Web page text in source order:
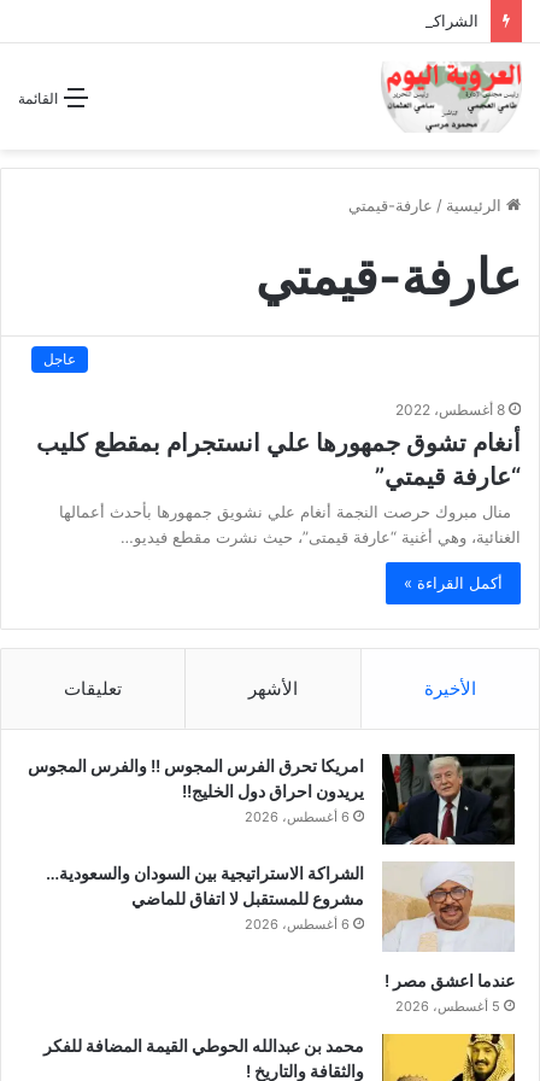
القائمة
الرئيسية / عارفة-قيمتي
عارفة-قيمتي
عاجل
8 أغسطس، 2022
أنغام تشوق جمهورها علي انستجرام بمقطع كليب
“عارفة قيمتي”
منال مبروك حرصت النجمة أنغام علي نشويق جمهورها بأحدث أعمالها
الغنائية، وهي أغنية “عارفة قيمتى”، حيث نشرت مقطع فيديو…
أكمل القراءة »
الأخيرة الأشهر تعليقات
امريكا تحرق الفرس المجوس !! والفرس المجوس
يريدون احراق دول الخليج!!
6 أغسطس، 2026
الشراكة الاستراتيجية بين السودان والسعودية…
مشروع للمستقبل لا اتفاق للماضي
6 أغسطس، 2026
عندما اعشق مصر !
5 أغسطس، 2026
محمد بن عبدالله الحوطي القيمة المضافة للفكر
والثقافة والتاريخ !